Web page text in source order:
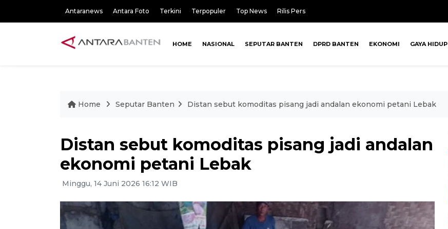
Antaranews Antara Foto Terkini Terpopuler Top News Rilis Pers
HOME NASIONAL SEPUTAR BANTEN DPRD BANTEN EKONOMI GAYA HIDUP
Home Seputar Banten Distan sebut komoditas pisang jadi andalan ekonomi petani Lebak
Distan sebut komoditas pisang jadi andalan
ekonomi petani Lebak
Minggu, 14 Juni 2026 16:12 WIB